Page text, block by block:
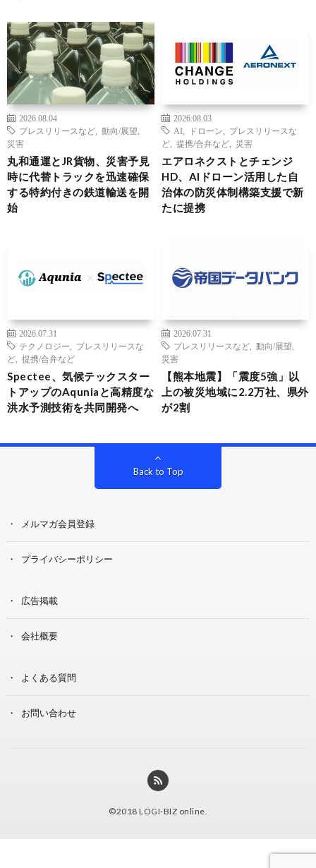
2026.08.04
プレスリリースなど
動向/展望
災害
丸和通運とJR貨物、災害予見
時に代替トラックを迅速確保
する特約付きの鉄道輸送を開
始
2026.08.03
AI
ドローン
プレスリリースな
ど
提携/合弁など 災害
エアロネクストとチェンジ
HD、AIドローン活用した自
治体の防災体制構築支援で新
たに提携
2026.07.31
テクノロジー
プレスリリースな
ど
提携/合弁など
Spectee、気候テックスター
トアップのAquniaと高精度な
洪水予測技術を共同開発へ
2026.07.31
プレスリリースなど
動向/展望
災害
【熊本地震】「震度5強」以
上の被災地域に2.2万社、県外
が2割
Back to Top
メルマガ会員登録
プライバシーポリシー
広告掲載
会社概要
よくある質問
お問い合わせ
©2018 LOGI-BIZ online